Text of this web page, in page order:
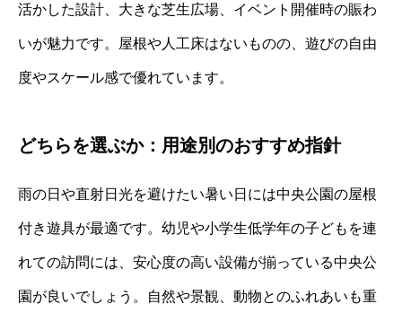
活かした設計、大きな芝生広場、イベント開催時の賑わ
いが魅力です。屋根や人工床はないものの、遊びの自由
度やスケール感で優れています。
どちらを選ぶか：用途別のおすすめ指針
雨の日や直射日光を避けたい暑い日には中央公園の屋根
付き遊具が最適です。幼児や小学生低学年の子どもを連
れての訪問には、安心度の高い設備が揃っている中央公
園が良いでしょう。自然や景観、動物とのふれあいも重